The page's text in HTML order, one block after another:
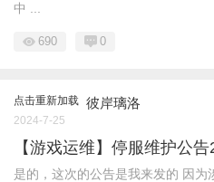
中 ...
690 0
点击重新加载 彼岸璃洛
2024-7-25
【游戏运维】停服维护公
是的，这次的公告是我来发的 因